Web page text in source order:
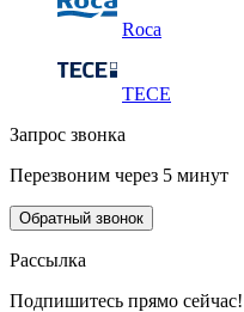
Roca
TECE
Запрос звонка
Перезвоним через 5 минут
Обратный звонок
Рассылка
Подпишитесь прямо сейчас!